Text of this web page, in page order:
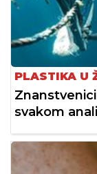
PLASTIKA U
svakom